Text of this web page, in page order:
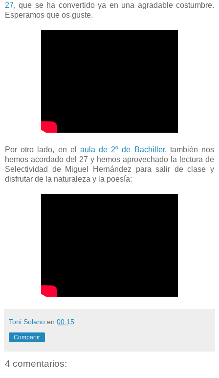
27, que se ha convertido ya en una agradable costumbre.
Esperamos que os guste.
Por otro lado, en el aula de 2º de Bachiller, también nos
hemos acordado del 27 y hemos aprovechado la lectura de
Selectividad de Miguel Hernández para salir de clase y
disfrutar de la naturaleza y la poesía:
Toni Solano en 00:15
Compartir
4 comentarios: